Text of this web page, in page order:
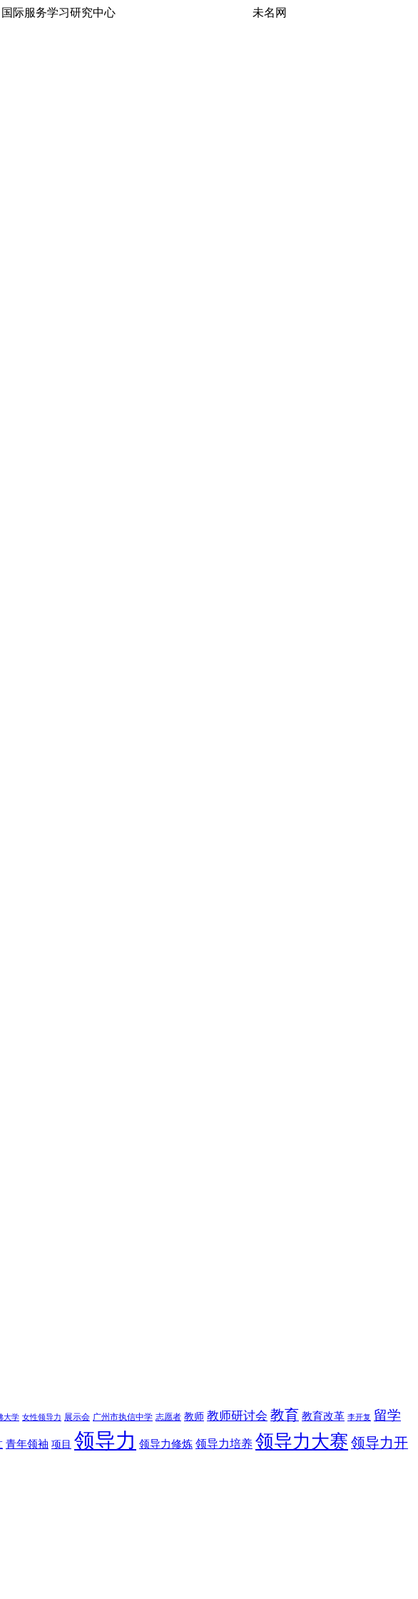
际服务学习研究中心 未名网
大学 女性领导力 展示会 广州市执信中学 志愿者 教师 教师研讨会 教育 教育改革 李开复 留学
青年领袖 项目 领导力 领导力修炼 领导力培养 领导力大赛 领导力开